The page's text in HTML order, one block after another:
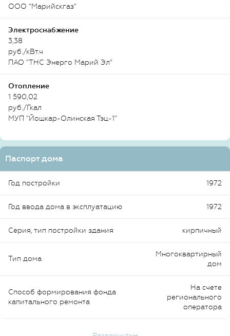
ООО "Марийскгаз"
Электроснабжение
3,38
руб./кВт.ч
ПАО "ТНС Энерго Марий Эл"
Отопление
1 590,02
руб./Гкал
МУП "Йошкар-Олинская Тэц-1"
Паспорт дома
Год постройки 1972
Год ввода дома в эксплуатацию 1972
Серия, тип постройки здания кирпичный
Тип дома
Многоквартирный
дом
Способ формирования фонда
капитального ремонта
На счете
регионального
оператора